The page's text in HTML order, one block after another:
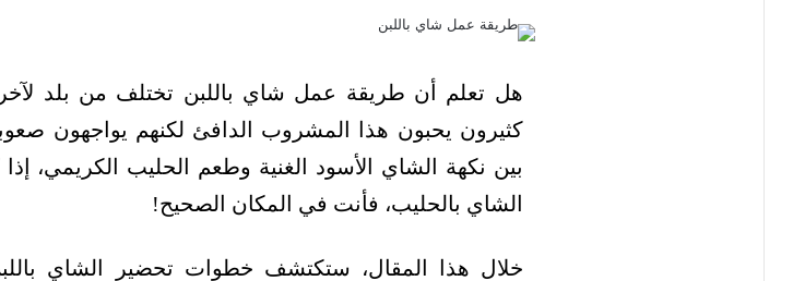
هل تعلم أن طريقة عمل شاي باللبن تختلف من بلد
كثيرون يحبون هذا المشروب الدافئ لكنهم يواجهون
بين نكهة الشاي الأسود الغنية وطعم الحليب
الشاي بالحليب، فأنت في المكان الصحيح!
خلال هذا المقال، ستكتشف خطوات تحضير الشاي